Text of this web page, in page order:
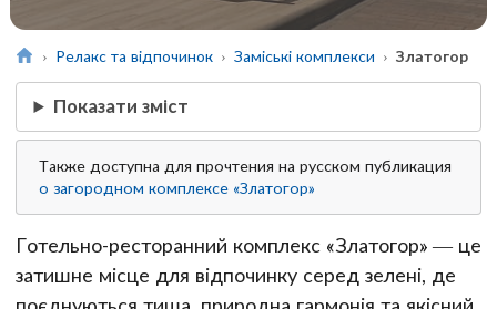
Релакс та відпочинок Заміські комплекси Златогор
Показати зміст
Также доступна для прочтения на русском публикация
о загородном комплексе «Златогор»
Готельно-ресторанний комплекс «Златогор» — це
затишне місце для відпочинку серед зелені, де